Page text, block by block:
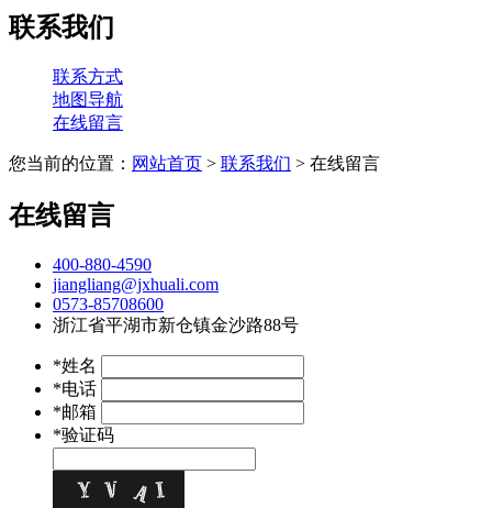
联系我们
联系方式
地图导航
在线留言
您当前的位置： 网站首页 > 联系我们 > 在线留言
在线留言
400-880-4590
jiangliang@jxhuali.com
0573-85708600
浙江省平湖市新仓镇金沙路88号
*姓名
*电话
*邮箱
*验证码